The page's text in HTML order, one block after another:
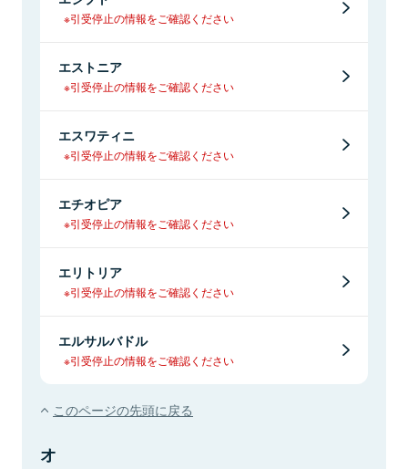
※引受停止の情報をご確認ください
エストニア
※引受停止の情報をご確認ください
エスワティニ
※引受停止の情報をご確認ください
エチオピア
※引受停止の情報をご確認ください
エリトリア
※引受停止の情報をご確認ください
エルサルバドル
※引受停止の情報をご確認ください
このページの先頭に戻る
オ